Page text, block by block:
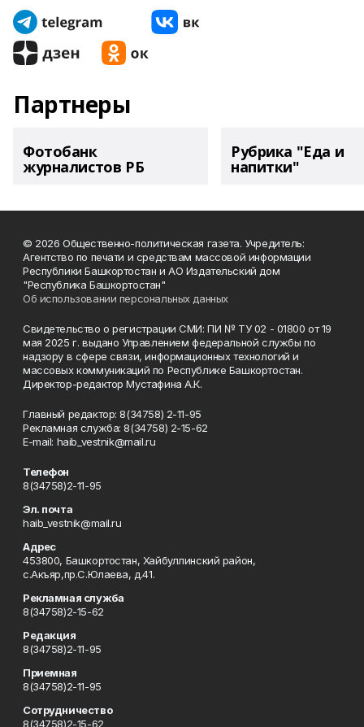
Партнеры
Фотобанк
журналистов РБ
Рубрика "Еда и
напитки"
© 2026 Общественно-политическая газета. Учредитель:
Агентство по печати и средствам массовой информации
Республики Башкортостан и АО Издательский дом
"Республика Башкортостан"
Об использовании персональных данных
Свидетельство о регистрации СМИ: ПИ № ТУ 02 - 01800 от 19
мая 2025 г. выдано Управлением федеральной службы по
надзору в сфере связи, информационных технологий и
массовых коммуникаций по Республике Башкортостан.
Директор-редактор Мустафина А.К.
Главный редактор: 8(34758) 2-11-95
Рекламная служба: 8(34758) 2-15-62
Е-mаil: haib_vestnik@mail.ru
Телефон
8(34758)2-11-95
Эл. почта
haib_vestnik@mail.ru
Адрес
453800, Башкортостан, Хайбуллинский район,
с.Акъяр,пр.С.Юлаева, д.41.
Рекламная служба
8(34758)2-15-62
Редакция
8(34758)2-11-95
Приемная
8(34758)2-11-95
Сотрудничество
8(34758)2-15-62